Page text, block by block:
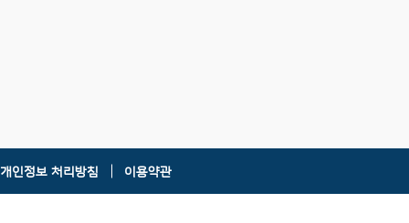
개인정보 처리방침 이용약관